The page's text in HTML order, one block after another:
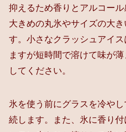
抑えるため香りとアルコール
大きめの丸氷やサイズの大
す。小さなクラッシュアイ
ますが短時間で溶けて味が
してください。
氷を使う前にグラスを冷や
続します。また、氷に香り付